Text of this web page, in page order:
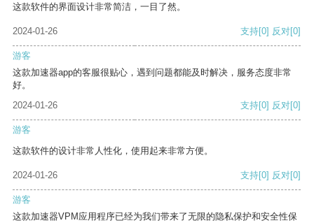
这款软件的界面设计非常简洁，一目了然。
2024-01-26 支持[0] 反对[0]
游客
这款加速器app的客服很贴心，遇到问题都能及时解决，服务态度非常
好。
2024-01-26
支持[0] 反对[0]
游客
这款软件的设计非常人性化，使用起来非常方便。
2024-01-26 支持[0] 反对[0]
游客
这款加速器VPM应用程序已经为我们带来了无限的隐私保护和安全性保